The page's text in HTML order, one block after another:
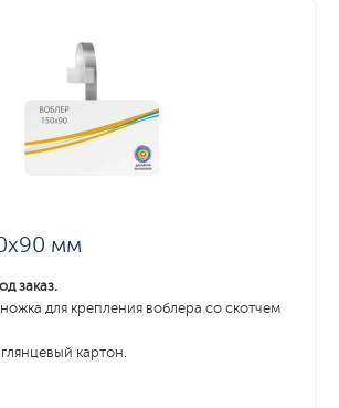
мм
заказ.
для крепления воблера со скотчем
картон.